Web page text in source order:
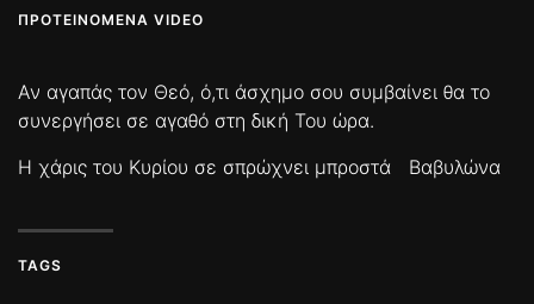
ΠΡΟΤΕΙΝΌΜΕΝΑ VIDEO
Αν αγαπάς τον Θεό, ό,τι άσχημο σου συμβαίνει θα το
συνεργήσει σε αγαθό στη δική Του ώρα.
Η χάρις του Κυρίου σε σπρώχνει μπροστά
Βαβυλώνα
TAGS